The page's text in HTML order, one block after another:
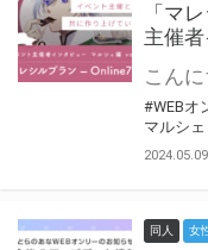
「マ
主催
#WEBオ
マルシェ
2024.05.09
同人 女